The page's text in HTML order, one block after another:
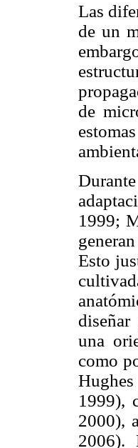
Las
de un
de
1999;
Esto
una
como
1999),
2000),
2006).